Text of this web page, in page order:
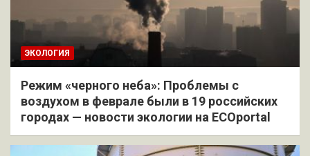
ЭКОЛОГИЯ
Режим «черного неба»: Проблемы с
воздухом в феврале были в 19 российских
городах — новости экологии на ECOportal